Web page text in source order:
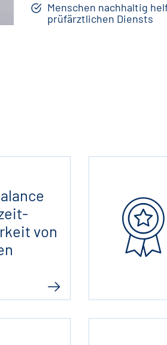
Menschen nachhaltig
prüfärztlichen Diensts
von
B